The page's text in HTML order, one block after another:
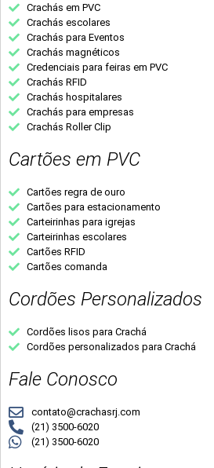
Crachás em PVC
Crachás escolares
Crachás para Eventos
Crachás magnéticos
Credenciais para feiras em PVC
Crachás RFID
Crachás hospitalares
Crachás para empresas
Crachás Roller Clip
Cartões em PVC
Cartões regra de ouro
Cartões para estacionamento
Carteirinhas para igrejas
Carteirinhas escolares
Cartões RFID
Cartões comanda
Cordões Personalizados
Cordões lisos para Crachá
Cordões personalizados para Crachá
Fale Conosco
contato@crachasrj.com
(21) 3500-6020
(21) 3500-6020